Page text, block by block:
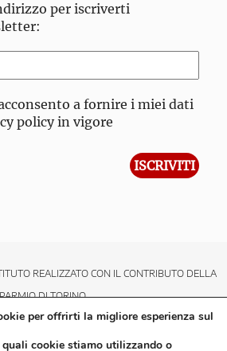
per iscriverti
a fornire i miei dati
policy in vigore
REALIZZATO CON IL CONTRIBUTO DELLA
DI TORINO
per offrirti la migliore esperienza sul
cookie stiamo utilizzando o